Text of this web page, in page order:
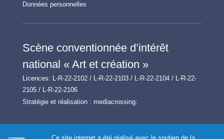
Données personnelles
Scène conventionnée d’intérêt
national « Art et création »
Licences: L-R-22-2102 / L-R-22-2103 / L-R-22-2104 / L-R-22-
2105 / L-R-22-2106
Stratégie et réalisation : mediacrossing: